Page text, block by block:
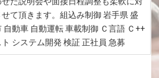
せて頂きます。組込み制御 岩手県 盛
自動車 自動運転 車載制御 Ｃ言語 Ｃ++
ト システム開発 検証 正社員 急募